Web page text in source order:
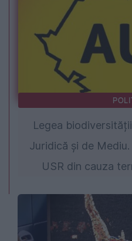
Legea
Juridică și de
USR din cauza